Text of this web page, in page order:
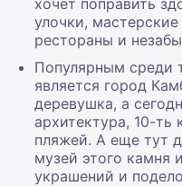
хочет поправить
улочки,
рестораны и
Популярным среди
является город
деревушка, а
архитектура, 10-
пляжей. А еще тут
музей этого камня
украшений и